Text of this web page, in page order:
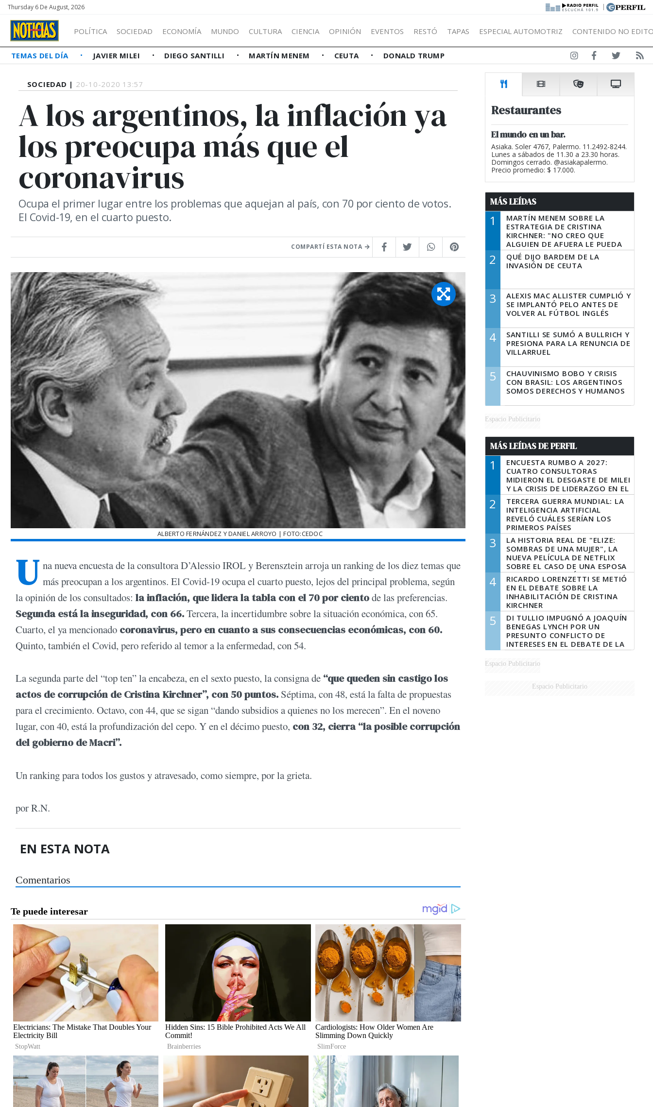
Thursday 6 De August, 2026 |
POLÍTICA SOCIEDAD ECONOMÍA MUNDO CULTURA CIENCIA OPINIÓN EVENTOS RESTÓ TAPAS ESPECIAL AUTOMOTRIZ CONTENIDO NO
TEMAS DEL DÍA JAVIER MILEI DIEGO SANTILLI MARTÍN MENEM CEUTA DONALD TRUMP
SOCIEDAD | 20-10-2020 13:57
A los argentinos, la inflación ya
los preocupa más que el
coronavirus
Ocupa el primer lugar entre los problemas que aquejan al país, con 70 por ciento de votos.
El Covid-19, en el cuarto puesto.
COMPARTÍ ESTA NOTA
ALBERTO FERNÁNDEZ Y DANIEL ARROYO | FOTO:CEDOC
U na nueva encuesta de la consultora D’Alessio IROL y Berensztein arroja un ranking de los diez temas que
más preocupan a los argentinos. El Covid-19 ocupa el cuarto puesto, lejos del principal problema, según
la opinión de los consultados: la inflación, que lidera la tabla con el 70 por cientode las preferencias.
Segunda está la inseguridad, con 66.Tercera, la incertidumbre sobre la situación económica, con 65.
Cuarto, el ya mencionado coronavirus, pero en cuanto a sus consecuencias económicas, con 60.
Quinto, también el Covid, pero referido al temor a la enfermedad, con 54.
La segunda parte del “top ten” la encabeza, en el sexto puesto, la consigna de “que queden sin castigo los
actos de corrupción de Cristina Kirchner”, con 50 puntos. Séptima, con 48, está la falta de propuestas
para el crecimiento. Octavo, con 44, que se sigan “dando subsidios a quienes no los merecen”. En el noveno
lugar, con 40, está la profundización del cepo. Y en el décimo puesto, con 32, cierra “la posible corrupción
del gobierno de Macri”.
Un ranking para todos los gustos y atravesado, como siempre, por la grieta.
por R.N.
EN ESTA NOTA
Comentarios
Restaurantes
El mundo en un bar.
Asiaka. Soler 4767, Palermo. 11.2492-8244.
Lunes a sábados de 11.30 a 23.30 horas.
Domingos cerrado. @asiakapalermo.
Precio promedio: $ 17.000.
MÁS LEÍDAS
1
MARTÍN MENEM SOBRE LA
ESTRATEGIA DE CRISTINA
KIRCHNER: "NO CREO QUE
ALGUIEN DE AFUERA LE PUEDA
DECIR A LA JUSTICIA LO QUE
TIENE QUE HACER"
2
QUÉ DIJO BARDEM DE LA
INVASIÓN DE CEUTA
3
ALEXIS MAC ALLISTER CUMPLIÓ Y
SE IMPLANTÓ PELO ANTES DE
VOLVER AL FÚTBOL INGLÉS
4
SANTILLI SE SUMÓ A BULLRICH Y
PRESIONA PARA LA RENUNCIA DE
VILLARRUEL
5
CHAUVINISMO BOBO Y CRISIS
CON BRASIL: LOS ARGENTINOS
SOMOS DERECHOS Y HUMANOS
Espacio Publicitario
MÁS LEÍDAS DE PERFIL
1
ENCUESTA RUMBO A 2027:
CUATRO CONSULTORAS
MIDIERON EL DESGASTE DE MILEI
Y LA CRISIS DE LIDERAZGO EN EL
PERONISMO
2
TERCERA GUERRA MUNDIAL: LA
INTELIGENCIA ARTIFICIAL
REVELÓ CUÁLES SERÍAN LOS
PRIMEROS PAÍSES
LATINOAMERICANOS EN SER
DERROTADOS
3
LA HISTORIA REAL DE "ELIZE:
SOMBRAS DE UNA MUJER", LA
NUEVA PELÍCULA DE NETFLIX
SOBRE EL CASO DE UNA ESPOSA
QUE DESCUARTIZÓ A SU
MARIDO
4
RICARDO LORENZETTI SE METIÓ
EN EL DEBATE SOBRE LA
INHABILITACIÓN DE CRISTINA
KIRCHNER
5
DI TULLIO IMPUGNÓ A JOAQUÍN
BENEGAS LYNCH POR UN
PRESUNTO CONFLICTO DE
INTERESES EN EL DEBATE DE LA
LEY DE TIERRAS
Espacio Publicitario
Espacio Publicitario